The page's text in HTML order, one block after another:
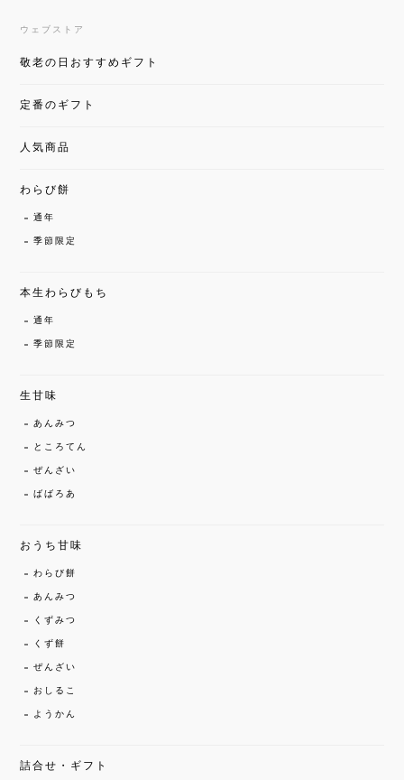
ウェブストア
敬老の日おすすめギフト
定番のギフト
人気商品
わらび餅
通年
季節限定
本生わらびもち
通年
季節限定
生甘味
あんみつ
ところてん
ぜんざい
ばばろあ
おうち甘味
わらび餅
あんみつ
くずみつ
くず餅
ぜんざい
おしるこ
ようかん
詰合せ・ギフト